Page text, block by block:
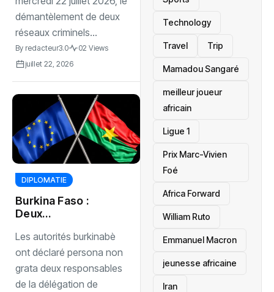
démantèlement de deux
réseaux criminels...
By redacteur3.0
02 Views
juillet 22, 2026
DIPLOMATIE
Burkina Faso :
Deux
européens
déclarés persona
non grata par
Ouagadougou
Les autorités burkinabè
ont déclaré persona non
grata deux responsables
de la délégation de
Technology
Travel Trip
Mamadou Sangaré
meilleur joueur
africain
Ligue 1
Prix Marc-Vivien
Foé
‎Africa Forward
William Ruto
Emmanuel Macron
jeunesse africaine
‎Iran